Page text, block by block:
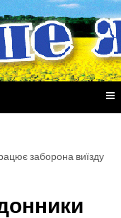
заборона виїзду